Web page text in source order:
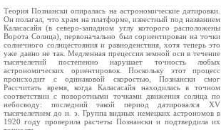
Теория Познански опиралась на астрономические датировки.
Он полагал, что храм на платформе, известный под названием
Каласасайя (в северо‑западном углу которого расположены
Ворота Солнца), первоначально был сориентирован на точки
солнечного солнцестояния и равноденствия, хотя теперь это
уже давно не так. Медленная прецессия земной оси в течение
тысячелетий постепенно нарушает точность любых
астрономических ориентировок. Поскольку этот процесс
происходит с одинаковой скоростью, Познански смог
Рассчитать время, когда Каласасайя находилась в точном
соответствии с поворотными точками движения солнца по
небосводу: последний такой период датировался XV
тысячелетием до н. э. Группа видных немецких астрономов в
1920 году проверила расчеты Познански и подтвердила их